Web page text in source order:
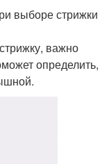
выборе стрижки
важно
определить,